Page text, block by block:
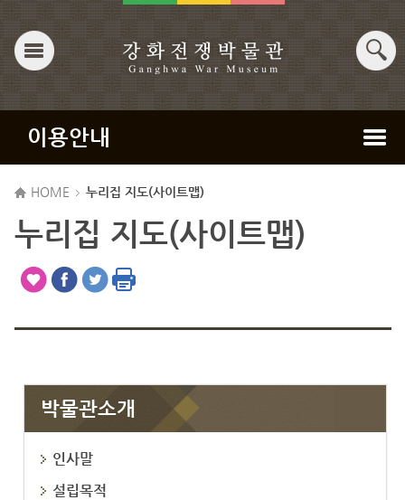
이용안내
HOME 누리집 지도(사이트맵)
누리집 지도(사이트맵)
박물관소개
인사말
설립목적